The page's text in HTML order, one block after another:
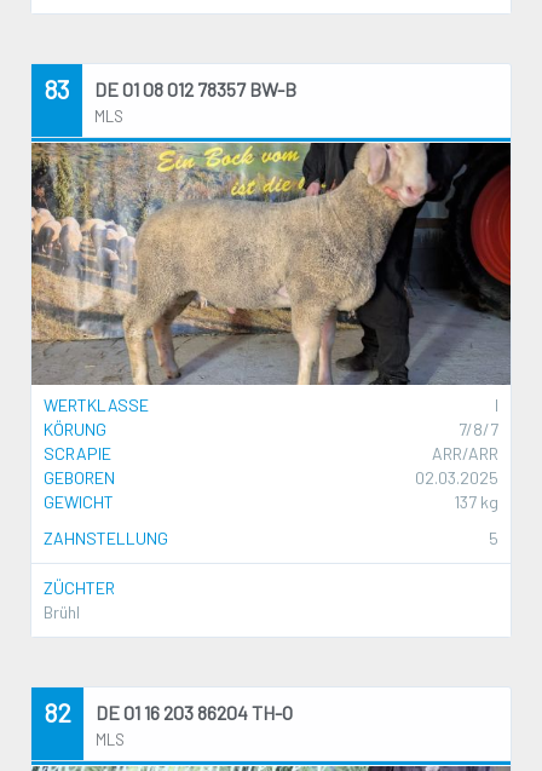
83 DE 01 08 012 78357 BW-B
MLS
WERTKLASSE
I
KÖRUNG
7/8/7
SCRAPIE
ARR/ARR
GEBOREN
02.03.2025
GEWICHT
137 kg
ZAHNSTELLUNG
5
ZÜCHTER
Brühl
82 DE 01 16 203 86204 TH-O
MLS